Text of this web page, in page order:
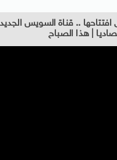
.. قناة السويس
| هذا الصباح